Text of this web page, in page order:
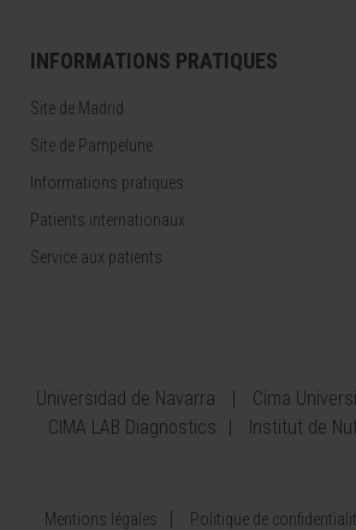
INFORMATIONS PRATIQUES
Site de Madrid
Site de Pampelune
Informations pratiques
Patients internationaux
Service aux patients
Universidad de Navarra
Cima
CIMA LAB Diagnostics
Institut de
Mentions légales Politique de